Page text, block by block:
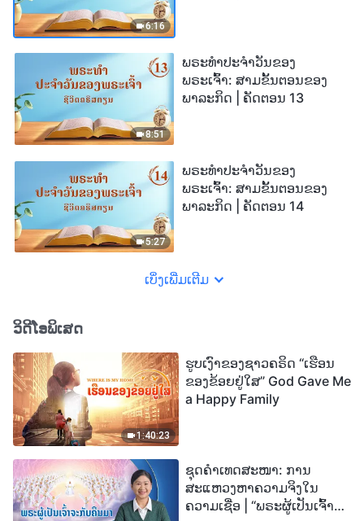
6:16
8:51
ພຣະທຳປະຈຳວັນຂອງ
ພຣະເຈົ້າ: ສາມຂັ້ນຕອນຂອງ
ພາລະກິດ | ຄັດຕອນ 13
5:27
ພຣະທຳປະຈຳວັນຂອງ
ພຣະເຈົ້າ: ສາມຂັ້ນຕອນຂອງ
ພາລະກິດ | ຄັດຕອນ 14
ເບິ່ງເພີ່ມເຕີມ
ວິດີໂອພິເສດ
1:40:23
ຮູບເງົາຂອງຊາວຄຣິດ “ເຮືອນ
ຂອງຂ້ອຍຢູ່ໃສ” God Gave Me
a Happy Family
ຊຸດຄຳເທດສະໜາ: ການ
ສະແຫວງຫາຄວາມຈິງໃນ
ຄວາມເຊື່ອ | “ພຣະຜູ້ເປັນເຈົ້າຈະ